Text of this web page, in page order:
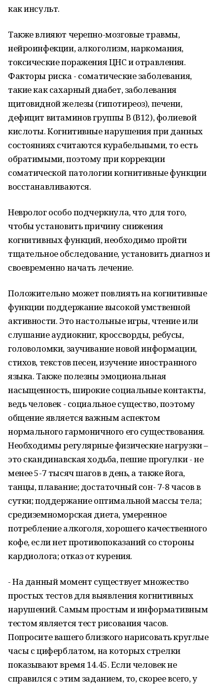
как инсульт.
Также влияют черепно-мозговые травмы,
нейроинфекции, алкоголизм, наркомания,
токсические поражения ЦНС и отравления.
Факторы риска - соматические заболевания,
такие как сахарный диабет, заболевания
щитовидной железы (гипотиреоз), печени,
дефицит витаминов группы В (В12), фолиевой
кислоты. Когнитивные нарушения при данных
состояниях считаются курабельными, то есть
обратимыми, поэтому при коррекции
соматической патологии когнитивные функции
восстанавливаются.
Невролог особо подчеркнула, что для того,
чтобы установить причину снижения
когнитивных функций, необходимо пройти
тщательное обследование, установить диагноз и
своевременно начать лечение.
Положительно может повлиять на когнитивные
функции поддержание высокой умственной
активности. Это настольные игры, чтение или
слушание аудиокниг, кроссворды, ребусы,
головоломки, заучивание новой информации,
стихов, текстов песен, изучение иностранного
языка. Также полезны эмоциональная
насыщенность, широкие социальные контакты,
ведь человек - социальное существо, поэтому
общение является важным аспектом
нормального гармоничного его существования.
Необходимы регулярные физические нагрузки –
это скандинавская ходьба, пешие прогулки - не
менее 5-7 тысяч шагов в день, а также йога,
танцы, плавание; достаточный сон- 7-8 часов в
сутки; поддержание оптимальной массы тела;
средиземноморская диета, умеренное
потребление алкоголя, хорошего качественного
кофе, если нет противопоказаний со стороны
кардиолога; отказ от курения.
- На данный момент существует множество
простых тестов для выявления когнитивных
нарушений. Самым простым и информативным
тестом является тест рисования часов.
Попросите вашего близкого нарисовать круглые
часы с циферблатом, на которых стрелки
показывают время 14.45. Если человек не
справился с этим заданием, то, скорее всего, у